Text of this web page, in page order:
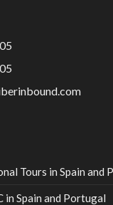
Tours in Spain and
in Spain and Portugal